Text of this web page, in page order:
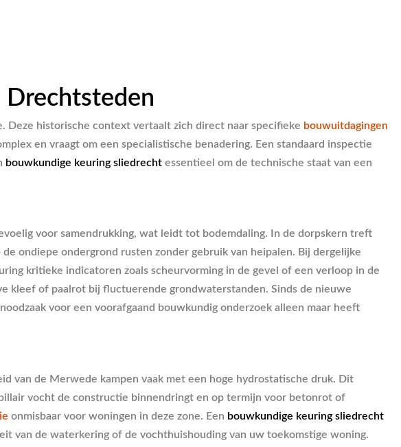
Drechtsteden
Deze historische context vertaalt zich direct naar specifieke bouwuitdagingen
en vraagt om een specialistische benadering. Een standaard inspectie
bouwkundige keuring sliedrecht essentieel om de technische staat van een
voor samendrukking, wat leidt tot bodemdaling. In de dorpskern treft
ondiepe ondergrond rusten zonder gebruik van heipalen. Bij dergelijke
kritieke indicatoren zoals scheurvorming in de gevel of een verloop in de
kleef of paalrot bij fluctuerende grondwaterstanden. Sinds de nieuwe
voor een voorafgaand bouwkundig onderzoek alleen maar heeft
van de Merwede kampen vaak met een hoge hydrostatische druk. Dit
vocht de constructie binnendringt en op termijn voor betonrot of
onmisbaar voor woningen in deze zone. Een bouwkundige keuring sliedrecht
van de waterkering of de vochthuishouding van uw toekomstige woning.